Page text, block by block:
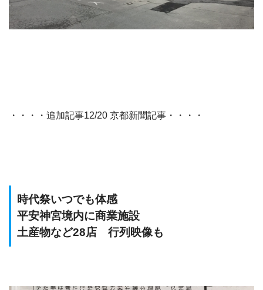
・・・・追加記事12/20 京都新聞記事・・・・
時代祭いつでも体感
平安神宮境内に商業施設
土産物など28店 行列映像も